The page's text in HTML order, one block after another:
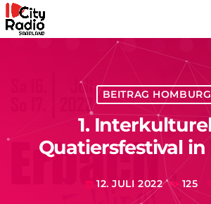
BEITRAG HOMBURG
1.
Quatiersfestival in
today 12. JULI 2022 125